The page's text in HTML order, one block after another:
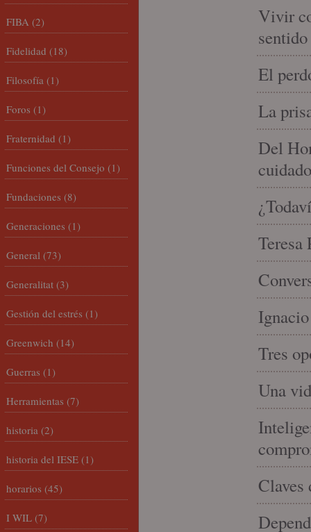
Vivir
El
La
Del
cuidado
Teresa
Tres
Una
Claves
FIBA (2)
Fidelidad (18)
Filosofía (1)
Foros (1)
Fraternidad (1)
Funciones del Consejo (1)
Fundaciones (8)
Generaciones (1)
General (73)
Generalitat (3)
Gestión del estrés (1)
Greenwich (14)
Guerras (1)
Herramientas (7)
historia (2)
historia del IESE (1)
horarios (45)
I WIL (7)